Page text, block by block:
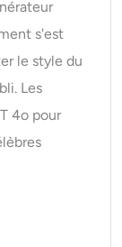
s'est
le style du
Les
4o pour